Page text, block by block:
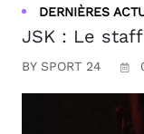
DERNIÈRES
JSK : Le
BY SPORT 24